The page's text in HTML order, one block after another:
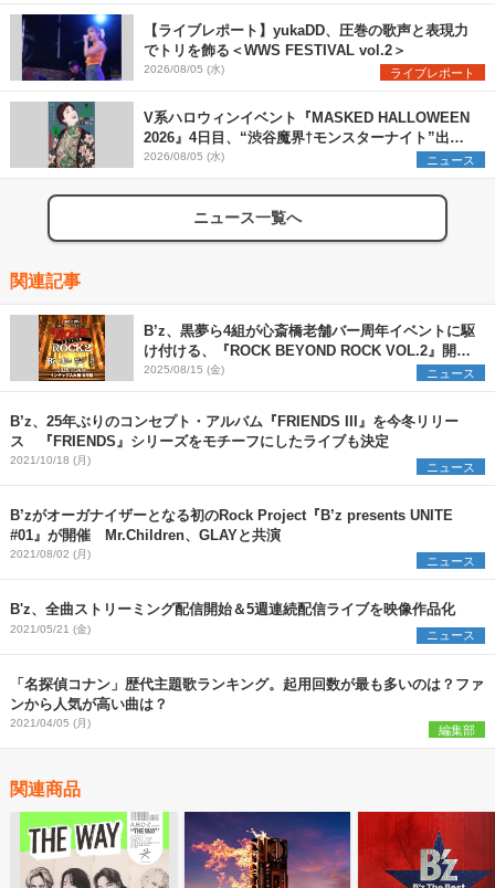
【ライブレポート】yukaDD、圧巻の歌声と表現力
でトリを飾る＜WWS FESTIVAL vol.2＞
2026/08/05 (水) ライブレポート
V系ハロウィンイベント『MASKED HALLOWEEN
2026』4日目、“渋谷魔界†モンスターナイト”出演6
組を発表
2026/08/05 (水) ニュース
ニュース一覧へ
関連記事
B’z、黒夢ら4組が心斎橋老舗バー周年イベントに駆
け付ける、『ROCK BEYOND ROCK VOL.2』開催
決定
2025/08/15 (金) ニュース
B’z、25年ぶりのコンセプト・アルバム『FRIENDS III』を今冬リリー
ス 『FRIENDS』シリーズをモチーフにしたライブも決定
2021/10/18 (月) ニュース
B’zがオーガナイザーとなる初のRock Project『B’z presents UNITE
#01』が開催 Mr.Children、GLAYと共演
2021/08/02 (月) ニュース
B'z、全曲ストリーミング配信開始＆5週連続配信ライブを映像作品化
2021/05/21 (金) ニュース
「名探偵コナン」歴代主題歌ランキング。起用回数が最も多いのは？ファ
ンから人気が高い曲は？
2021/04/05 (月) 編集部
関連商品